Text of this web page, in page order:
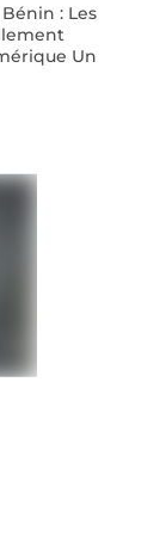
: Les
Un